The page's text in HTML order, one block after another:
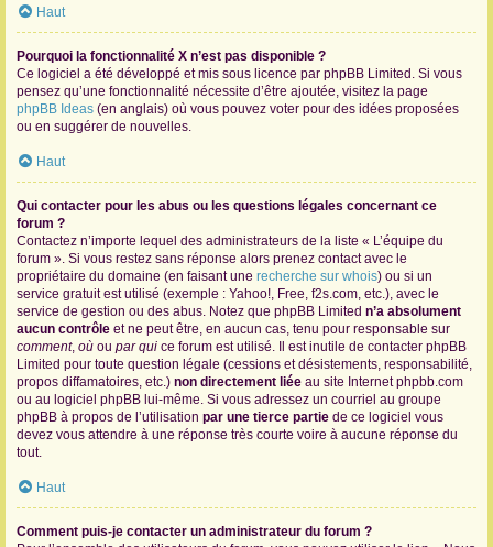
Haut
Pourquoi la fonctionnalité X n’est pas disponible ?
Ce logiciel a été développé et mis sous licence par phpBB Limited. Si vous
pensez qu’une fonctionnalité nécessite d’être ajoutée, visitez la page
phpBB Ideas (en anglais) où vous pouvez voter pour des idées proposées
ou en suggérer de nouvelles.
Haut
Qui contacter pour les abus ou les questions légales concernant ce
forum ?
Contactez n’importe lequel des administrateurs de la liste « L’équipe du
forum ». Si vous restez sans réponse alors prenez contact avec le
propriétaire du domaine (en faisant une recherche sur whois) ou si un
service gratuit est utilisé (exemple : Yahoo!, Free, f2s.com, etc.), avec le
service de gestion ou des abus. Notez que phpBB Limited n’a absolument
aucun contrôle et ne peut être, en aucun cas, tenu pour responsable sur
comment, où ou par qui ce forum est utilisé. Il est inutile de contacter phpBB
Limited pour toute question légale (cessions et désistements, responsabilité,
propos diffamatoires, etc.) non directement liée au site Internet phpbb.com
ou au logiciel phpBB lui-même. Si vous adressez un courriel au groupe
phpBB à propos de l’utilisation par une tierce partie de ce logiciel vous
devez vous attendre à une réponse très courte voire à aucune réponse du
tout.
Haut
Comment puis-je contacter un administrateur du forum ?